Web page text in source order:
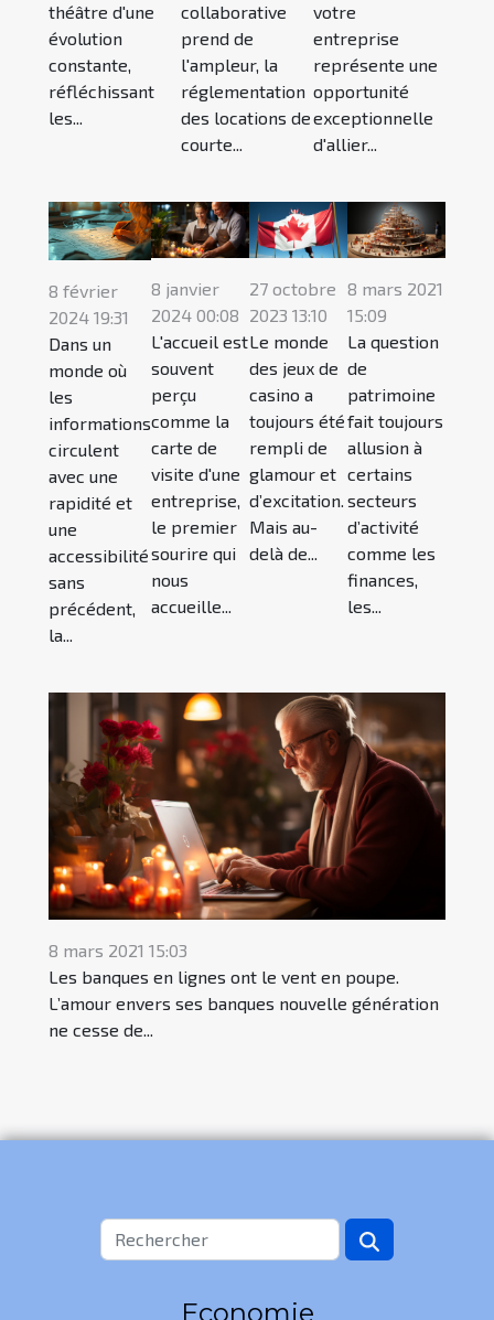
théâtre d'une
évolution
constante,
réfléchissant
les...
collaborative
prend de
l'ampleur, la
réglementation
des locations de
courte...
votre
entreprise
représente une
opportunité
exceptionnelle
d'allier...
8 février
2024 19:31
Dans un
monde où
les
informations
circulent
avec une
rapidité et
une
accessibilité
sans
précédent,
la...
8 janvier
2024 00:08
L'accueil est
souvent
perçu
comme la
carte de
visite d'une
entreprise,
le premier
sourire qui
nous
accueille...
27 octobre
2023 13:10
Le monde
des jeux de
casino a
toujours été
rempli de
glamour et
d’excitation.
Mais au-
delà de...
8 mars 2021
15:09
La question
de
patrimoine
fait toujours
allusion à
certains
secteurs
d’activité
comme les
finances,
les...
8 mars 2021 15:03
Les banques en lignes ont le vent en poupe.
L’amour envers ses banques nouvelle génération
ne cesse de...
Economie